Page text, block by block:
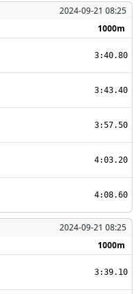
2024-09-21 08:25
1000m
3:40.80
3:43.40
3:57.50
4:03.20
4:08.60
2024-09-21 08:25
1000m
3:39.10